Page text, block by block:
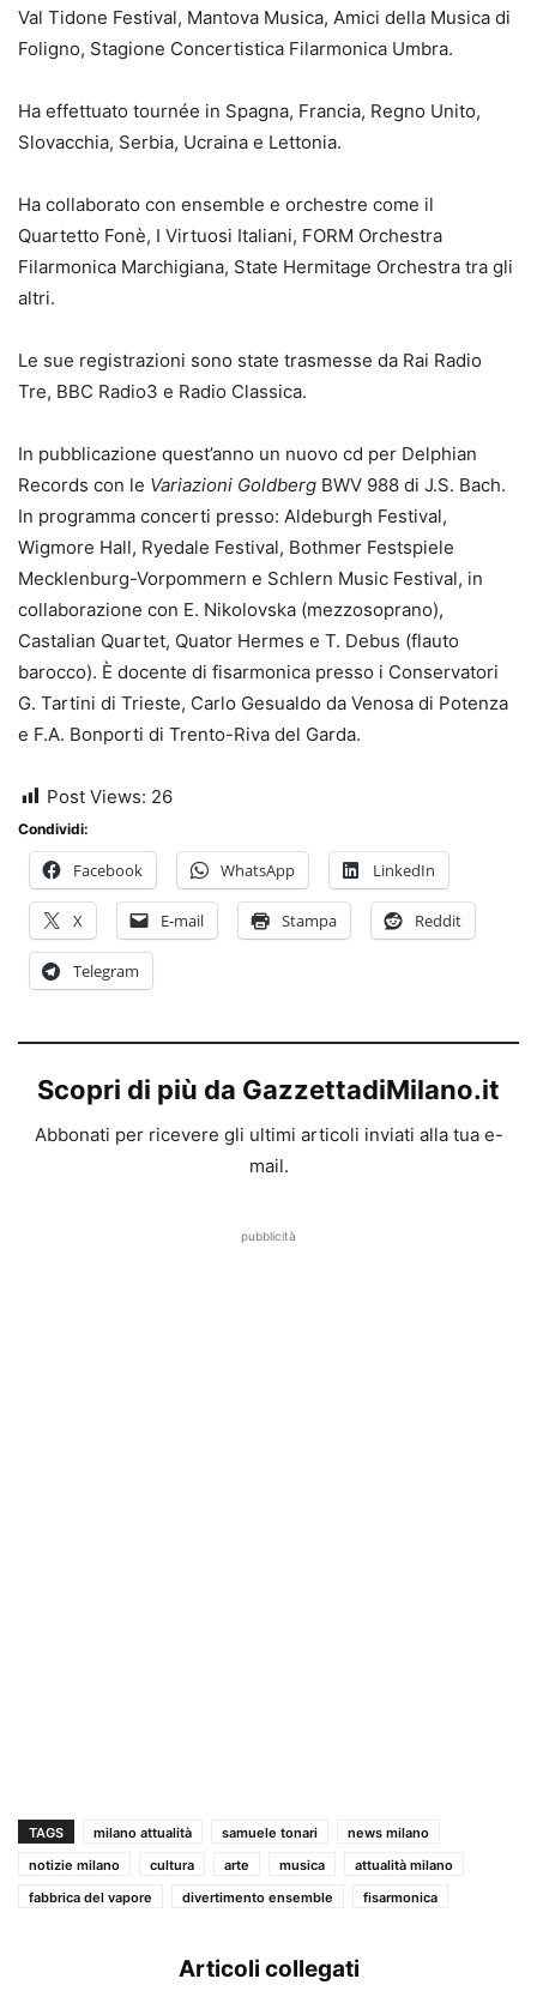
Val Tidone Festival, Mantova Musica, Amici della Musica di
Foligno, Stagione Concertistica Filarmonica Umbra.
Ha effettuato tournée in Spagna, Francia, Regno Unito,
Slovacchia, Serbia, Ucraina e Lettonia.
Ha collaborato con ensemble e orchestre come il
Quartetto Fonè, I Virtuosi Italiani, FORM Orchestra
Filarmonica Marchigiana, State Hermitage Orchestra tra gli
altri.
Le sue registrazioni sono state trasmesse da Rai Radio
Tre, BBC Radio3 e Radio Classica.
In pubblicazione quest’anno un nuovo cd per Delphian
Records con le Variazioni Goldberg BWV 988 di J.S. Bach.
In programma concerti presso: Aldeburgh Festival,
Wigmore Hall, Ryedale Festival, Bothmer Festspiele
Mecklenburg-Vorpommern e Schlern Music Festival, in
collaborazione con E. Nikolovska (mezzosoprano),
Castalian Quartet, Quator Hermes e T. Debus (flauto
barocco). È docente di fisarmonica presso i Conservatori
G. Tartini di Trieste, Carlo Gesualdo da Venosa di Potenza
e F.A. Bonporti di Trento-Riva del Garda.
Post Views: 26
Condividi:
Facebook WhatsApp LinkedIn
X E-mail Stampa Reddit
Telegram
Scopri di più da GazzettadiMilano.it
Abbonati per ricevere gli ultimi articoli inviati alla tua e-
mail.
pubblicità
TAGS milano attualità samuele tonari
news milano
notizie milano
cultura arte musica
attualità milano
fabbrica del vapore
divertimento ensemble fisarmonica
Articoli collegati